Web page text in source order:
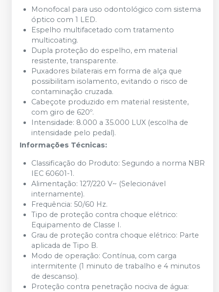
Monofocal para uso odontológico com sistema
óptico com 1 LED.
Espelho multifacetado com tratamento
multicoating.
Dupla proteção do espelho, em material
resistente, transparente.
Puxadores bilaterais em forma de alça que
possibilitam isolamento, evitando o risco de
contaminação cruzada.
Cabeçote produzido em material resistente,
com giro de 620º.
Intensidade: 8.000 a 35.000 LUX (escolha de
intensidade pelo pedal).
Informações Técnicas:
Classificação do Produto: Segundo a norma NBR
IEC 60601-1.
Alimentação: 127/220 V~ (Selecionável
internamente).
Frequência: 50/60 Hz.
Tipo de proteção contra choque elétrico:
Equipamento de Classe I.
Grau de proteção contra choque elétrico: Parte
aplicada de Tipo B.
Modo de operação: Contínua, com carga
intermitente (1 minuto de trabalho e 4 minutos
de descanso).
Proteção contra penetração nociva de água: